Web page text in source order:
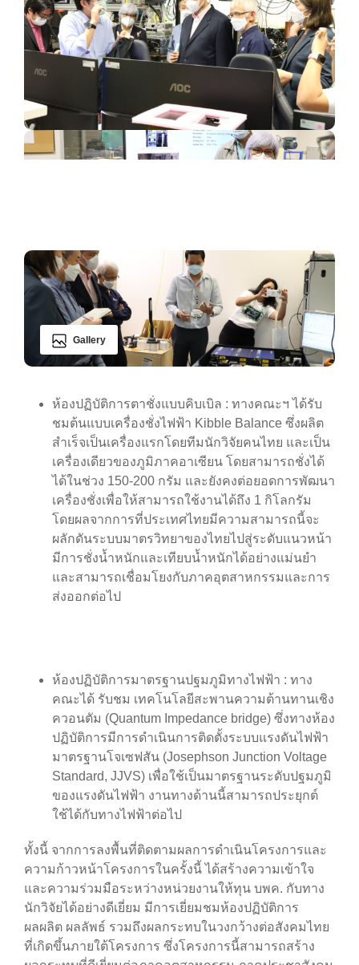
Gallery
ห้องปฏิบัติการตาชั่งแบบคิบเบิล : ทางคณะฯ ได้รับ
ชมต้นแบบเครื่องชั่งไฟฟ้า Kibble Balance ซึ่งผลิต
สำเร็จเป็นเครื่องแรกโดยทีมนักวิจัยคนไทย และเป็น
เครื่องเดียวของภูมิภาคอาเซียน โดยสามารถชั่งได้
ได้ในช่วง 150-200 กรัม และยังคงต่อยอดการพัฒนา
เครื่องชั่งเพื่อให้สามารถใช้งานได้ถึง 1 กิโลกรัม
โดยผลจากการที่ประเทศไทยมีความสามารถนี้จะ
ผลักดันระบบมาตรวิทยาของไทยไปสู่ระดับแนวหน้า
มีการชั่งน้ำหนักและเทียบน้ำหนักได้อย่างแม่นยำ
และสามารถเชื่อมโยงกับภาคอุตสาหกรรมและการ
ส่งออกต่อไป
ห้องปฏิบัติการมาตรฐานปฐมภูมิทางไฟฟ้า : ทาง
คณะได้ รับชม เทคโนโลยีสะพานความต้านทานเชิง
ควอนตัม (Quantum Impedance bridge) ซึ่งทางห้อง
ปฏิบัติการมีการดำเนินการติดตั้งระบบแรงดันไฟฟ้า
มาตรฐานโจเซฟสัน (Josephson Junction Voltage
Standard, JJVS) เพื่อใช้เป็นมาตรฐานระดับปฐมภูมิ
ของแรงดันไฟฟ้า งานทางด้านนี้สามารถประยุกต์
ใช้ได้กับทางไฟฟ้าต่อไป
ทั้งนี้ จากการลงพื้นที่ติดตามผลการดำเนินโครงการและ
ความก้าวหน้าโครงการในครั้งนี้ ได้สร้างความเข้าใจ
และความร่วมมือระหว่างหน่วยงานให้ทุน บพค. กับทาง
นักวิจัยได้อย่างดีเยี่ยม มีการเยี่ยมชมห้องปฏิบัติการ
ผลผลิต ผลลัพธ์ รวมถึงผลกระทบในวงกว้างต่อสังคมไทย
ที่เกิดขึ้นภายใต้โครงการ ซึ่งโครงการนี้สามารถสร้าง